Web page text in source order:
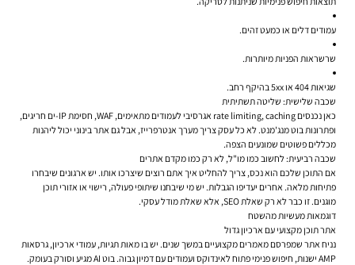
עמודים דלים או כמעט זהים.
שרשראות הפניות מיותרות.
שגיאות 404 או 5xx בהיקף רחב.
שכבה שלישית: שליטה תשתיתית
כאן נכנסים rate limiting, caching אגרסיבי לעמודים מתאימים, WAF, חסימת IP-ים חריגים,
ופתרונות בוט מנג'מנט. לא כל עסק צריך מערך אנטרפרייז, אבל גם אתר בינוני יכול ליהנות
מכללים פשוטים שמונעים הצפה.
שכבה רביעית: לחשוב כמו מו"ל, לא רק כמו מקדם אתרים
אם התוכן שלכם הוא נכס, צריך להחליט איך אתם רוצים שיצרכו אותו. יש ארגונים שיבחרו
פתיחות מלאה. אחרים יעדיפו הגבלות. יש מי שיבחנו שיתופי פעולה, רישוי או אזורי תוכן
מוגנים. זו כבר לא רק שאלת SEO, אלא שאלת מודל עסקי.
דוגמאות מעשיות מהשטח
אתר תוכן מקצועי עם ארכיון גדול
נניח אתר שמפרסם מאמרים מקצועיים במשך שנים. יש בו מאות תגיות, עמודי ארכיון, גרסאות
AMP ישנות, חיפוש פנימי פתוח לאינדוקס ועמודים עם דמיון גבוה. בוט AI מגיע וסורק בעומק.